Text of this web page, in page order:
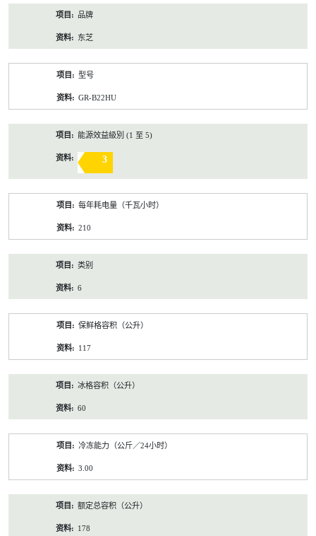
品牌
东芝
型号
GR-B22HU
能源效益級別 (1 至 5)
3
每年耗电量（千瓦小时）
210
类别
6
保鲜格容积（公升）
117
冰格容积（公升）
60
冷冻能力（公斤／24小时）
3.00
额定总容积（公升）
178